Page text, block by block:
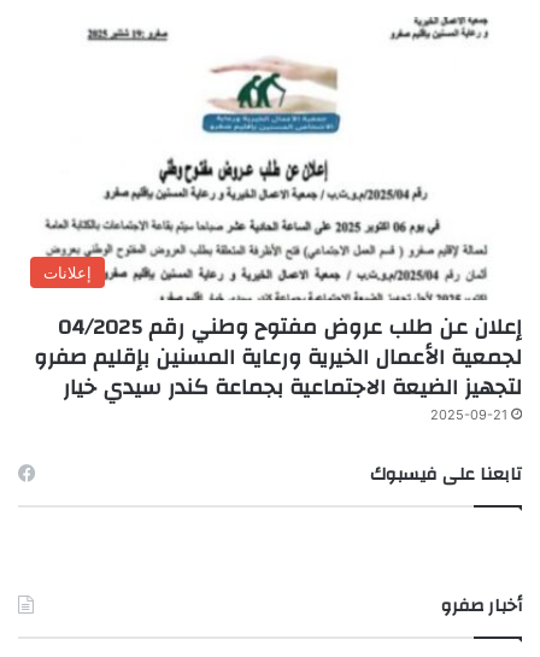
إعلانات
إعلان عن طلب عروض مفتوح وطني رقم 04/2025
لجمعية الأعمال الخيرية ورعاية المسنين بإقليم صفرو
لتجهيز الضيعة الاجتماعية بجماعة كندر سيدي خيار
2025-09-21
تابعنا على فيسبوك
أخبار صفرو